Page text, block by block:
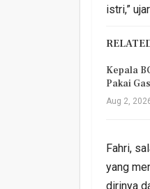
istri,”
Kepala
Pakai
Aug 2,
Fahri,
yang
dirinya